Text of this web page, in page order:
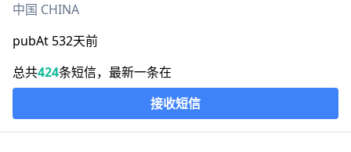
中国 CHINA
pubAt 532天前
总共424条短信，最新一条在
接收短信